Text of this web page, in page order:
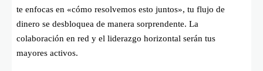
te enfocas en «cómo resolvemos esto juntos», tu flujo de
dinero se desbloquea de manera sorprendente. La
colaboración en red y el liderazgo horizontal serán tus
mayores activos.